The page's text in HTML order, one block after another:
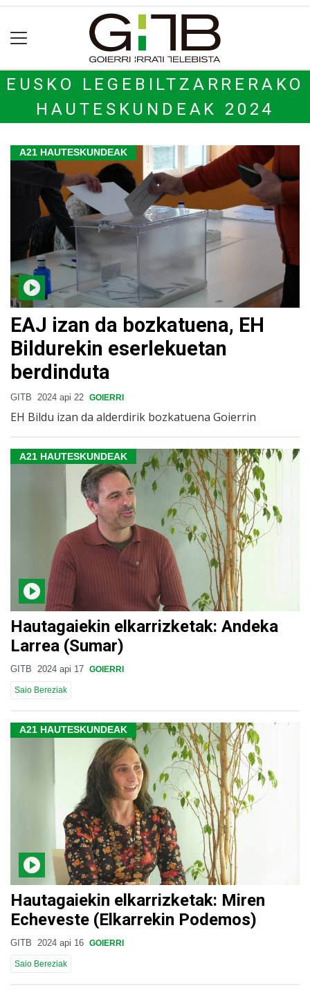
EUSKO LEGEBILTZARRERAKO
HAUTESKUNDEAK 2024
A21 HAUTESKUNDEAK
EAJ izan da bozkatuena, EH
Bildurekin eserlekuetan
berdinduta
GITB 2024 api 22 GOIERRI
EH Bildu izan da alderdirik bozkatuena Goierrin
A21 HAUTESKUNDEAK
Hautagaiekin elkarrizketak: Andeka
Larrea (Sumar)
GITB 2024 api 17 GOIERRI
Saio Bereziak
A21 HAUTESKUNDEAK
Hautagaiekin elkarrizketak: Miren
Echeveste (Elkarrekin Podemos)
GITB 2024 api 16 GOIERRI
Saio Bereziak